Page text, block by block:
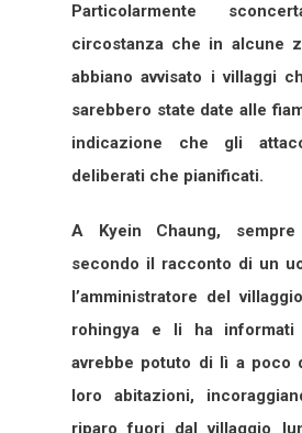
Particolarmente
circostanza che in alcune
abbiano avvisato i villaggi
sarebbero state date alle
indicazione che gli
deliberati che pianificati.
A Kyein Chaung, sempre
secondo il racconto di un
l’amministratore del
rohingya e li ha informati
avrebbe potuto di lì a poco
loro abitazioni,